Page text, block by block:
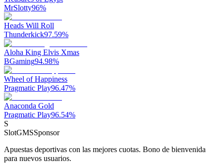
MrSlotty96%
Heads Will Roll
Thunderkick97.59%
Aloha King Elvis Xmas
BGaming94.98%
Wheel of Happiness
Pragmatic Play96.47%
Anaconda Gold
Pragmatic Play96.54%
S
SlotGMSSponsor
Apuestas deportivas con las mejores cuotas. Bono de bienvenida
para nuevos usuarios.